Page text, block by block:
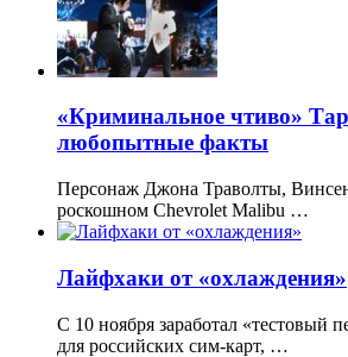
«Криминальное чтиво»
любопытные факты
Персонаж Джона Траволты,
роскошном Chevrolet Malibu …
Лайфхаки от «охлаждения»
С 10 ноября заработал «тестовый
для российских сим-карт, …